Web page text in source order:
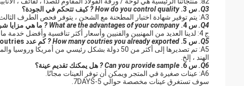
Q3. س 3. How do you control quality ?
كيف تتحكم في الجودة؟
A3: يتم توفير شهادة اختبار المطحنة مع الشحن ، يتوفر فحص الطرف الثالث.
Q4. س 4. What are the advantages of your company ?
ما هي مزايا
ج 4: لدينا العديد من المهنيين والفنيين وأسعار أكثر تنافسية وأفضل خدمة ما بعد البيع من شركات الفولاذ المقاوم للصدأ الأخرى.
Q5. س 5. How many coutries you already exported ?
كم عدد coutries التي قمت بتصديرها بالفعل؟
A5: تم تصديرها إلى أكثر من 50 دولة بشكل رئيسي من أمريكا وروسيا والمملكة المتحدة والكويت ومصر وإيران وتركيا والأردن ،
الهند ، إلخ.
Q6. س 6. Can you provide sample ?
هل يمكنك تقديم عينة؟
A6: عينات صغيرة في المتجر ويمكن أن توفر العينات مجانًا.
سوف تستغرق عينات مخصصة حوالي 5-7DAYS.